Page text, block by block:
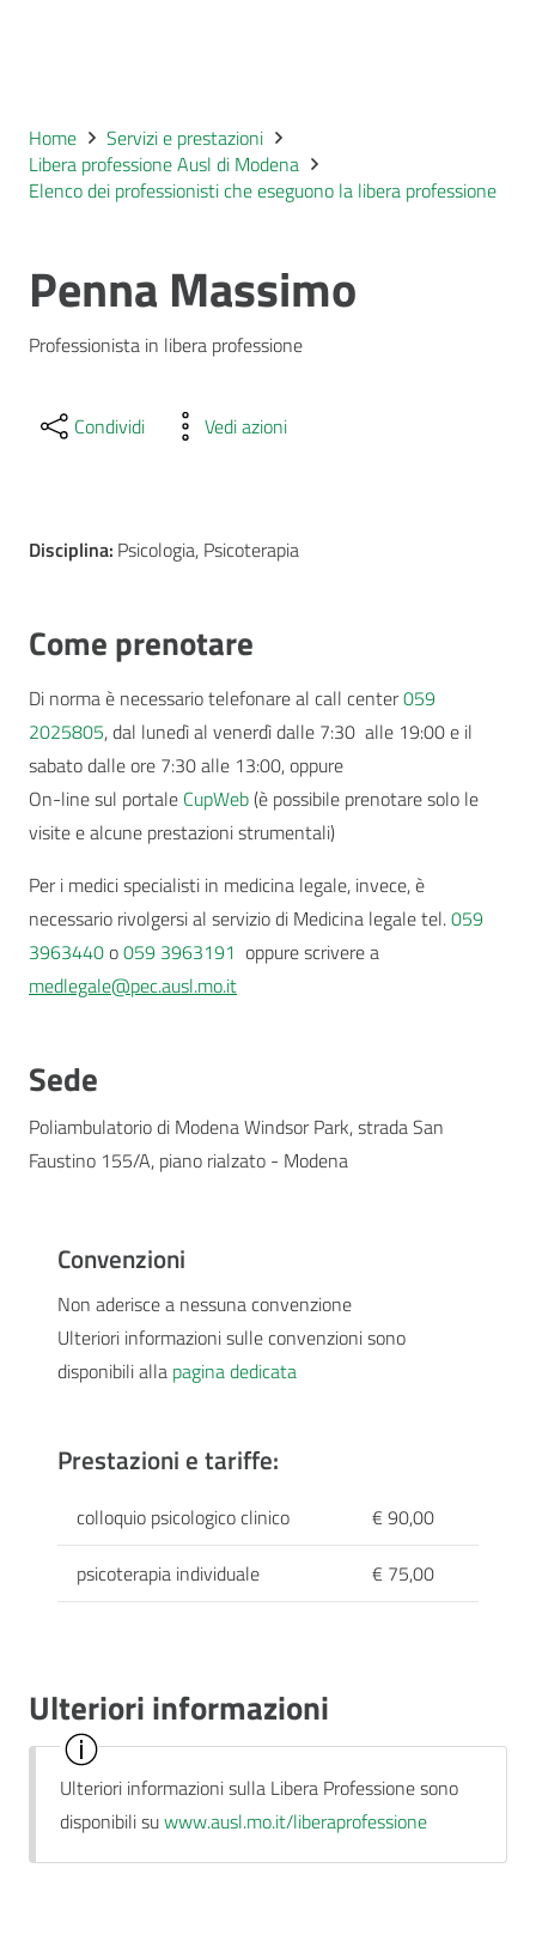
Home
Servizi e prestazioni
Libera professione Ausl di Modena
Elenco dei professionisti che eseguono la libera professione
Penna Massimo
Professionista in libera professione
Condividi Vedi azioni
Disciplina: Psicologia, Psicoterapia
Come prenotare
Di norma è necessario telefonare al call center059
2025805, dal lunedì al venerdì dalle 7:30 alle 19:00 e il
sabato dalle ore 7:30 alle 13:00, oppure
On-line sul portale CupWeb(è possibile prenotare solo le
visite e alcune prestazioni strumentali)
Per i medici specialisti in medicina legale, invece, è
necessario rivolgersi al servizio di Medicina legale tel.059
3963440o059 3963191 oppure scrivere a
medlegale@pec.ausl.mo.it
Sede
Poliambulatorio di Modena Windsor Park, strada San
Faustino 155/A, piano rialzato - Modena
Convenzioni
Non aderisce a nessuna convenzione
Ulteriori informazioni sulle convenzioni sono
disponibili alla pagina dedicata
Prestazioni e tariffe:
colloquio psicologico clinico
€ 90,00
psicoterapia individuale
€ 75,00
Ulteriori informazioni
Ulteriori informazioni sulla Libera Professione sono
disponibili suwww.ausl.mo.it/liberaprofessione